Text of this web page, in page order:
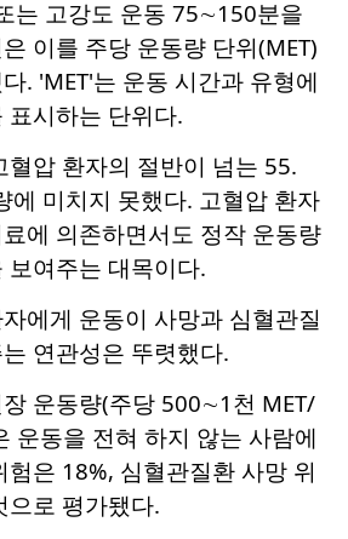
는 고강도 운동 75∼150분을
이를 주당 운동량 단위(MET)
. 'MET'는 운동 시간과 유형에
표시하는 단위다.
혈압 환자의 절반이 넘는 55.
에 미치지 못했다. 고혈압 환자
에 의존하면서도 정작 운동량
보여주는 대목이다.
에게 운동이 사망과 심혈관질
연관성은 뚜렷했다.
운동량(주당 500∼1천 MET/
운동을 전혀 하지 않는 사람에
험은 18%, 심혈관질환 사망 위
으로 평가됐다.